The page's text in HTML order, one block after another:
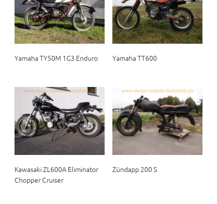
Yamaha TY50M 1G3 Enduro Yamaha TT600
Kawasaki ZL600A Eliminator
Chopper Cruiser
Zündapp 200 S